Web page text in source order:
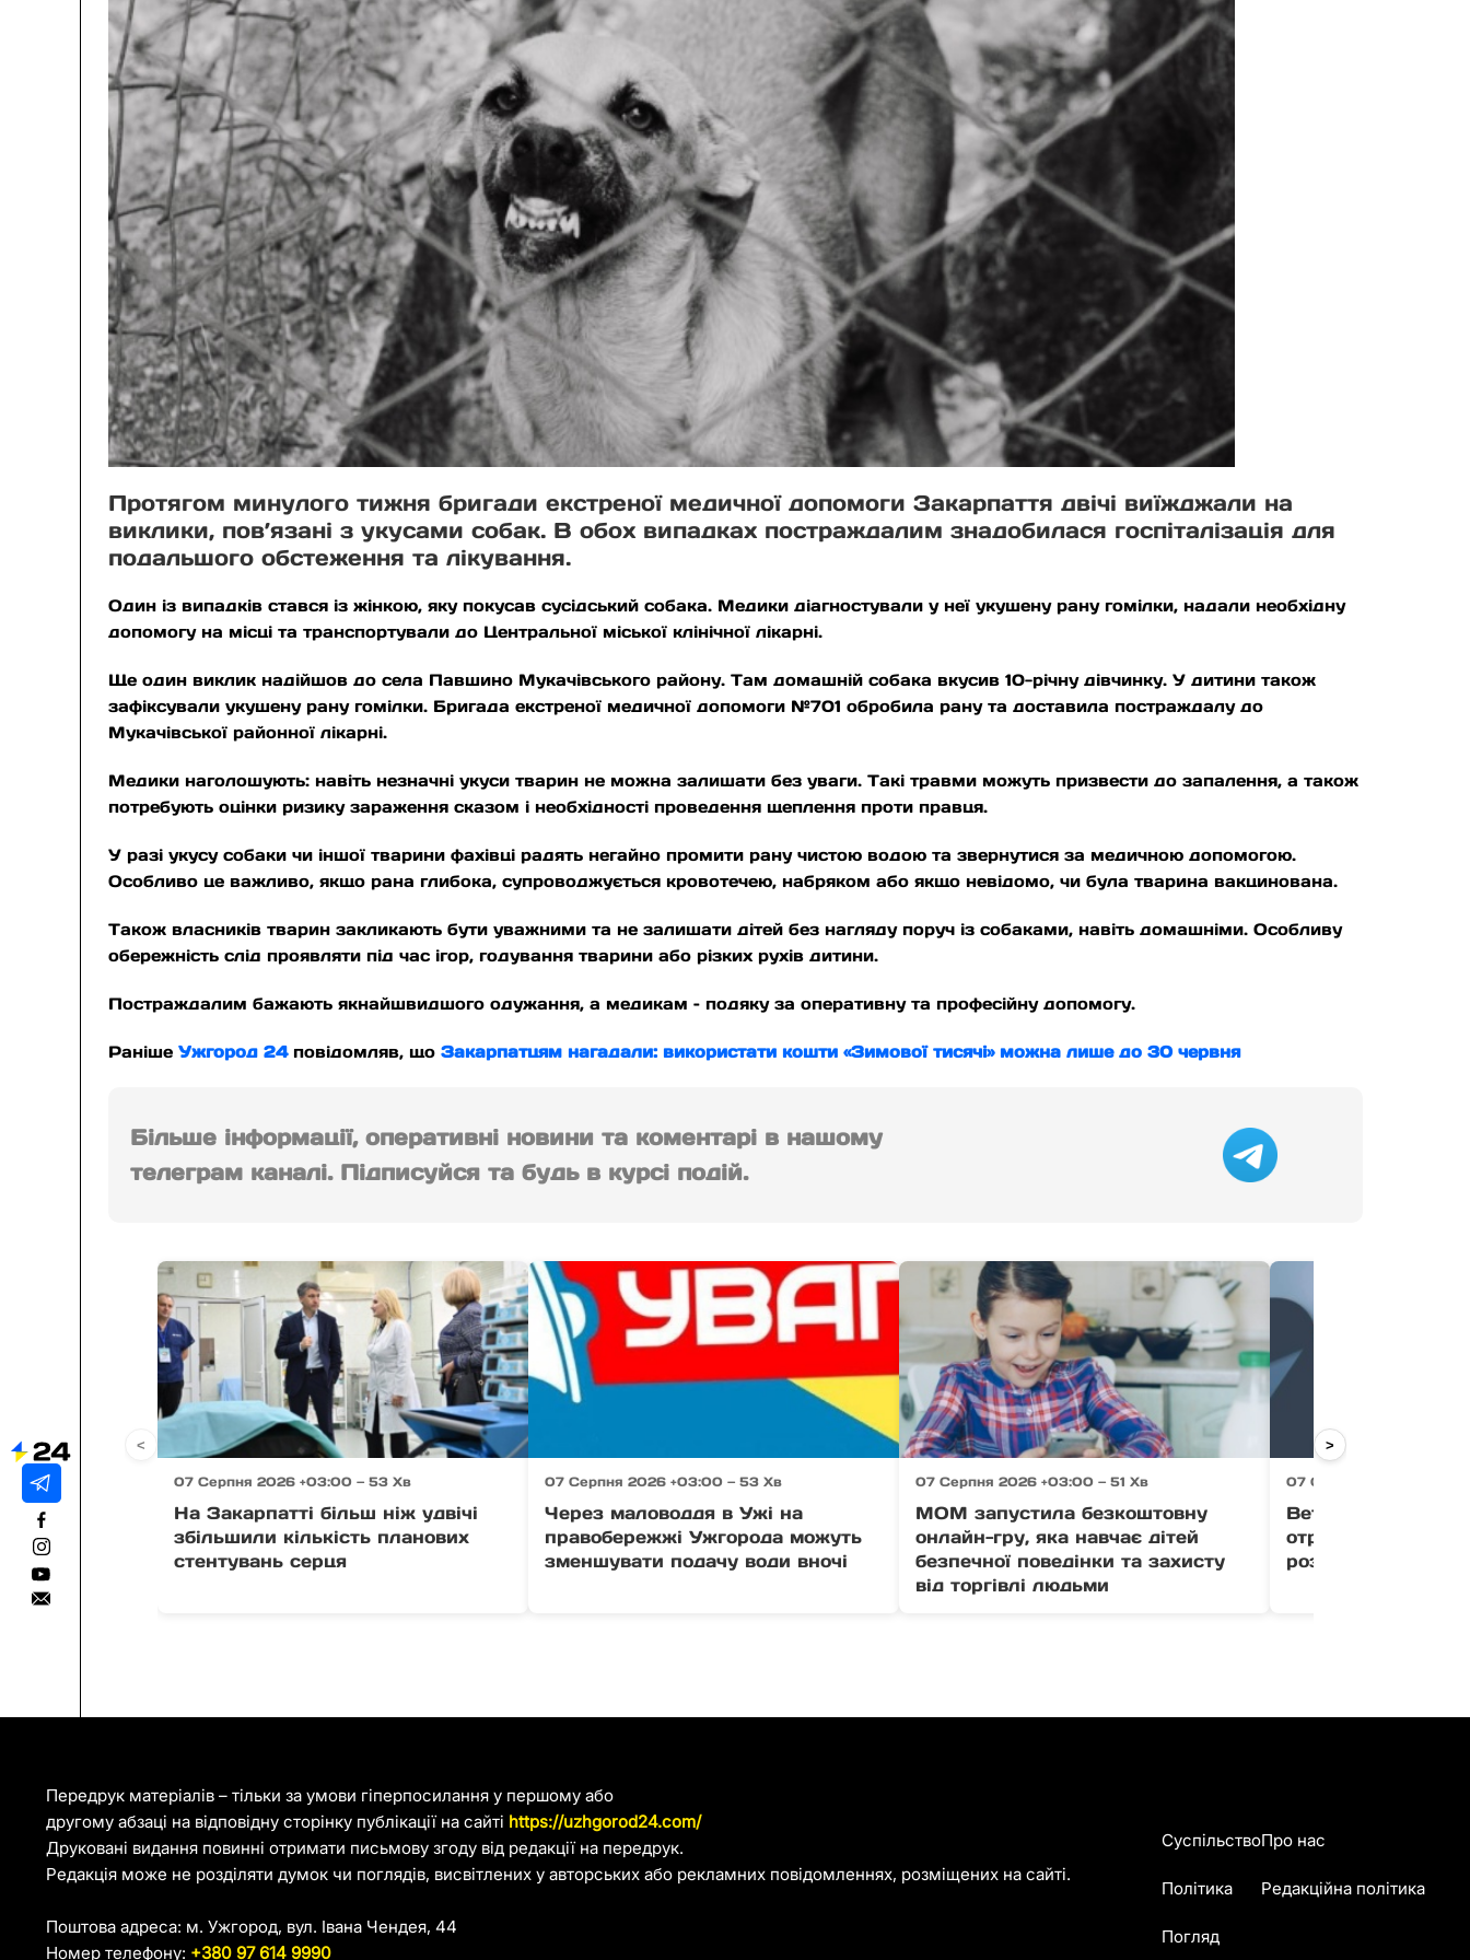
Протягом минулого тижня бригади екстреної медичної допомоги Закарпаття двічі виїжджали на
виклики, пов’язані з укусами собак. В обох випадках постраждалим знадобилася госпіталізація для
подальшого обстеження та лікування.
Один із випадків стався із жінкою, яку покусав сусідський собака. Медики діагностували у неї укушену рану гомілки, надали необхідну
допомогу на місці та транспортували до Центральної міської клінічної лікарні.
Ще один виклик надійшов до села Павшино Мукачівського району. Там домашній собака вкусив 10-річну дівчинку. У дитини також
зафіксували укушену рану гомілки. Бригада екстреної медичної допомоги №701 обробила рану та доставила постраждалу до
Мукачівської районної лікарні.
Медики наголошують: навіть незначні укуси тварин не можна залишати без уваги. Такі травми можуть призвести до запалення, а також
потребують оцінки ризику зараження сказом і необхідності проведення щеплення проти правця.
У разі укусу собаки чи іншої тварини фахівці радять негайно промити рану чистою водою та звернутися за медичною допомогою.
Особливо це важливо, якщо рана глибока, супроводжується кровотечею, набряком або якщо невідомо, чи була тварина вакцинована.
Також власників тварин закликають бути уважними та не залишати дітей без нагляду поруч із собаками, навіть домашніми. Особливу
обережність слід проявляти під час ігор, годування тварини або різких рухів дитини.
Постраждалим бажають якнайшвидшого одужання, а медикам – подяку за оперативну та професійну допомогу.
РанішеУжгород 24повідомляв, щоЗакарпатцям нагадали: використати кошти «Зимової тисячі» можна лише до 30 червня
Більше інформації, оперативні новини та коментарі в нашому
телеграм каналі. Підписуйся та будь в курсі подій.
07 Серпня 2026 +03:00 — 53 Хв
На Закарпатті більш ніж удвічі
збільшили кількість планових
стентувань серця
07 Серпня 2026 +03:00 — 53 Хв
Через маловоддя в Ужі на
правобережжі Ужгорода можуть
зменшувати подачу води вночі
07 Серпня 2026 +03:00 — 51 Хв
МОМ запустила безкоштовну
онлайн-гру, яка навчає дітей
безпечної поведінки та захисту
від торгівлі людьми
07 Серпня 2026 +03:00
Ветерани
отримати до 1 млн
розвиток бізнесу
< >
Передрук матеріалів – тільки за умови гіперпосилання у першому або
другому абзаці на відповідну сторінку публікації на сайті https://uzhgorod24.com/
Друковані видання повинні отримати письмову згоду від редакції на передрук.
Редакція може не розділяти думок чи поглядів, висвітлених у авторських або рекламних повідомленнях, розміщених на сайті.
Поштова адреса: м. Ужгород, вул. Івана Чендея, 44
Номер телефону: +380 97 614 9990
Суспільство
Політика
Погляд
Про нас
Редакційна політика